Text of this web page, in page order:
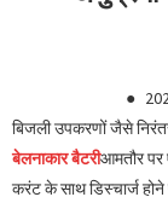
●
बिजली उपकरणों जैसे
बेलनाकार बैटरीआमतौर पर
करंट के साथ डिस्चार्ज होने